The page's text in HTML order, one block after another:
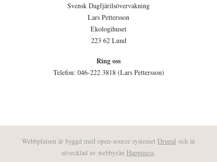
Svensk Dagfjärilsövervakning
Lars Pettersson
Ekologihuset
223 62 Lund
Ring oss
Telefon: 046-222 3818 (Lars Pettersson)
Webbplatsen är byggd med open-source systemet Drupal och är
utvecklad av webbyrån Happiness.